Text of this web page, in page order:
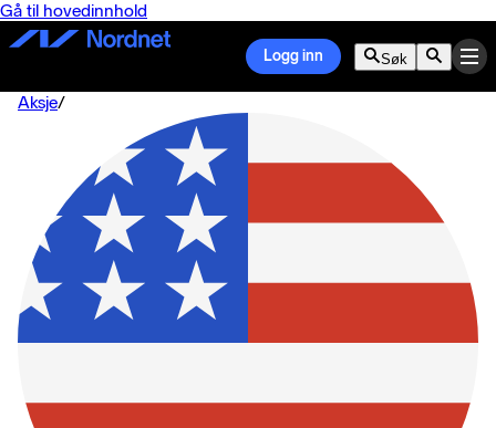
Gå til hovedinnhold
Logg inn Søk
Aksje/